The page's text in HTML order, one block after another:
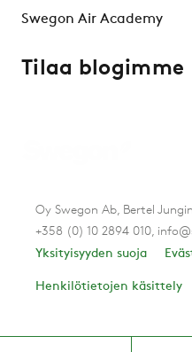
Swegon Air Academy
Tilaa blogimme
Oy Swegon Ab, Bertel
+358 (0) 10 2894 010,
Yksityisyyden suoja
Henkilötietojen käsittely